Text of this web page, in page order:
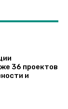
36 проектов
и